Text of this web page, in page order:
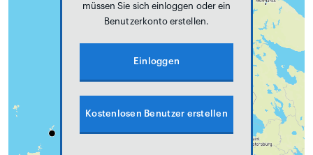
müssen Sie sich einloggen oder ein
Benutzerkonto erstellen.
Einloggen
Kostenlosen Benutzer erstellen